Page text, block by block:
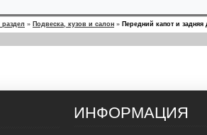
раздел » Подвеска, кузов и салон » Передний капот и задняя
ИНФОРМАЦИЯ